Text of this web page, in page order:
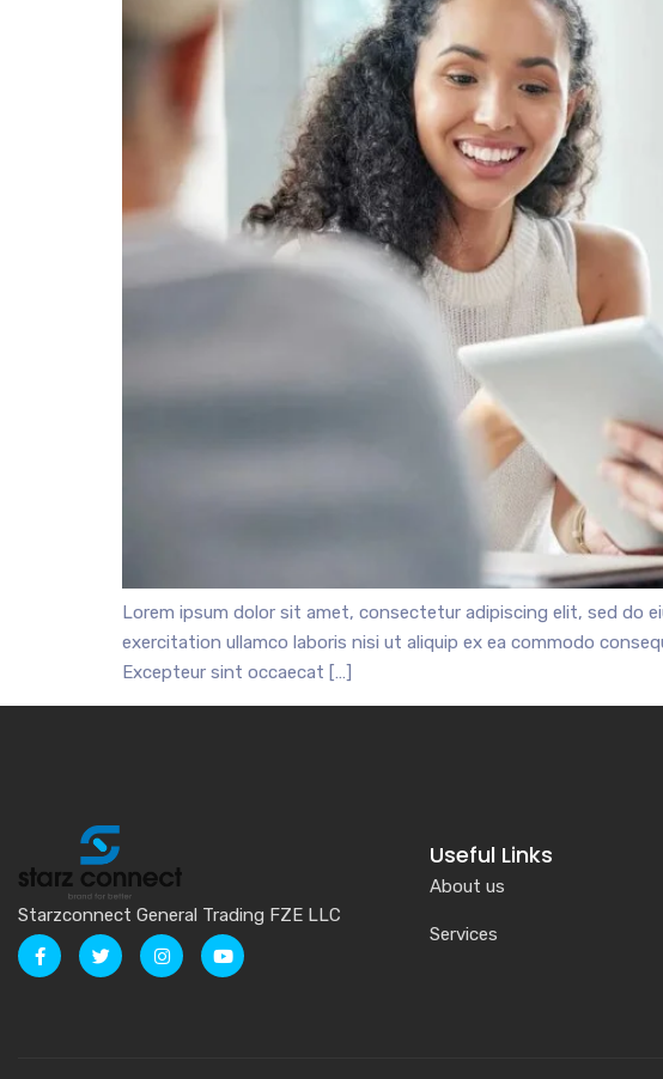
Lorem ipsum dolor sit amet, consectetur adipiscing elit, sed do
exercitation ullamco laboris nisi ut aliquip ex ea commodo
Excepteur sint occaecat […]
Starzconnect General Trading FZE LLC
Useful Links
About us
Services